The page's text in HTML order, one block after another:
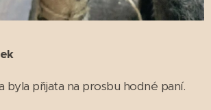
byla přijata na prosbu hodné paní.